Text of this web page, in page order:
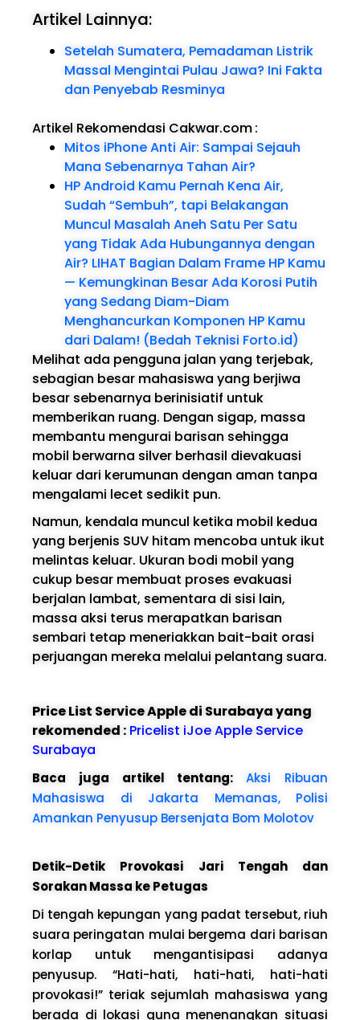
Artikel Lainnya:
Setelah Sumatera, Pemadaman Listrik
Massal Mengintai Pulau Jawa? Ini Fakta
dan Penyebab Resminya
Artikel Rekomendasi Cakwar.com:
Mitos iPhone Anti Air: Sampai Sejauh
Mana Sebenarnya Tahan Air?
HP Android Kamu Pernah Kena Air,
Sudah “Sembuh”, tapi Belakangan
Muncul Masalah Aneh Satu Per Satu
yang Tidak Ada Hubungannya dengan
Air? LIHAT Bagian Dalam Frame HP Kamu
— Kemungkinan Besar Ada Korosi Putih
yang Sedang Diam-Diam
Menghancurkan Komponen HP Kamu
dari Dalam! (Bedah Teknisi Forto.id)
Melihat ada pengguna jalan yang terjebak,
sebagian besar mahasiswa yang berjiwa
besar sebenarnya berinisiatif untuk
memberikan ruang. Dengan sigap, massa
membantu mengurai barisan sehingga
mobil berwarna silver berhasil dievakuasi
keluar dari kerumunan dengan aman tanpa
mengalami lecet sedikit pun.
Namun, kendala muncul ketika mobil kedua
yang berjenis SUV hitam mencoba untuk ikut
melintas keluar. Ukuran bodi mobil yang
cukup besar membuat proses evakuasi
berjalan lambat, sementara di sisi lain,
massa aksi terus merapatkan barisan
sembari tetap meneriakkan bait-bait orasi
perjuangan mereka melalui pelantang suara.
Price List Service Apple di Surabaya yang
rekomended : Pricelist iJoe Apple Service
Surabaya
Baca juga artikel tentang:Aksi Ribuan
Mahasiswa di Jakarta Memanas, Polisi
Amankan Penyusup Bersenjata Bom Molotov
Detik-Detik Provokasi Jari Tengah dan
Sorakan Massa ke Petugas
Di tengah kepungan yang padat tersebut, riuh
suara peringatan mulai bergema dari barisan
korlap untuk mengantisipasi adanya
penyusup. “Hati-hati, hati-hati, hati-hati
provokasi!” teriak sejumlah mahasiswa yang
berada di lokasi guna menenangkan situasi